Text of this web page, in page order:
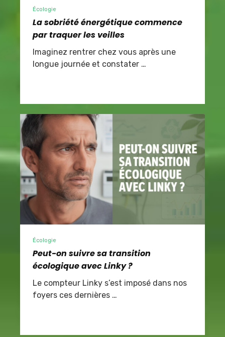
Écologie
La sobriété énergétique commence
par traquer les veilles
Imaginez rentrer chez vous après une
longue journée et constater …
Écologie
Peut-on suivre sa transition
écologique avec Linky ?
Le compteur Linky s’est imposé dans nos
foyers ces dernières …